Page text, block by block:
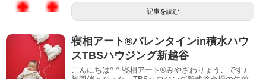
記事を読む
寝相アート®︎バレンタインin積水ハウ
スTBSハウジング新越谷
こんにちは^ ^ 寝相アート®︎みやざわりょうこです♪